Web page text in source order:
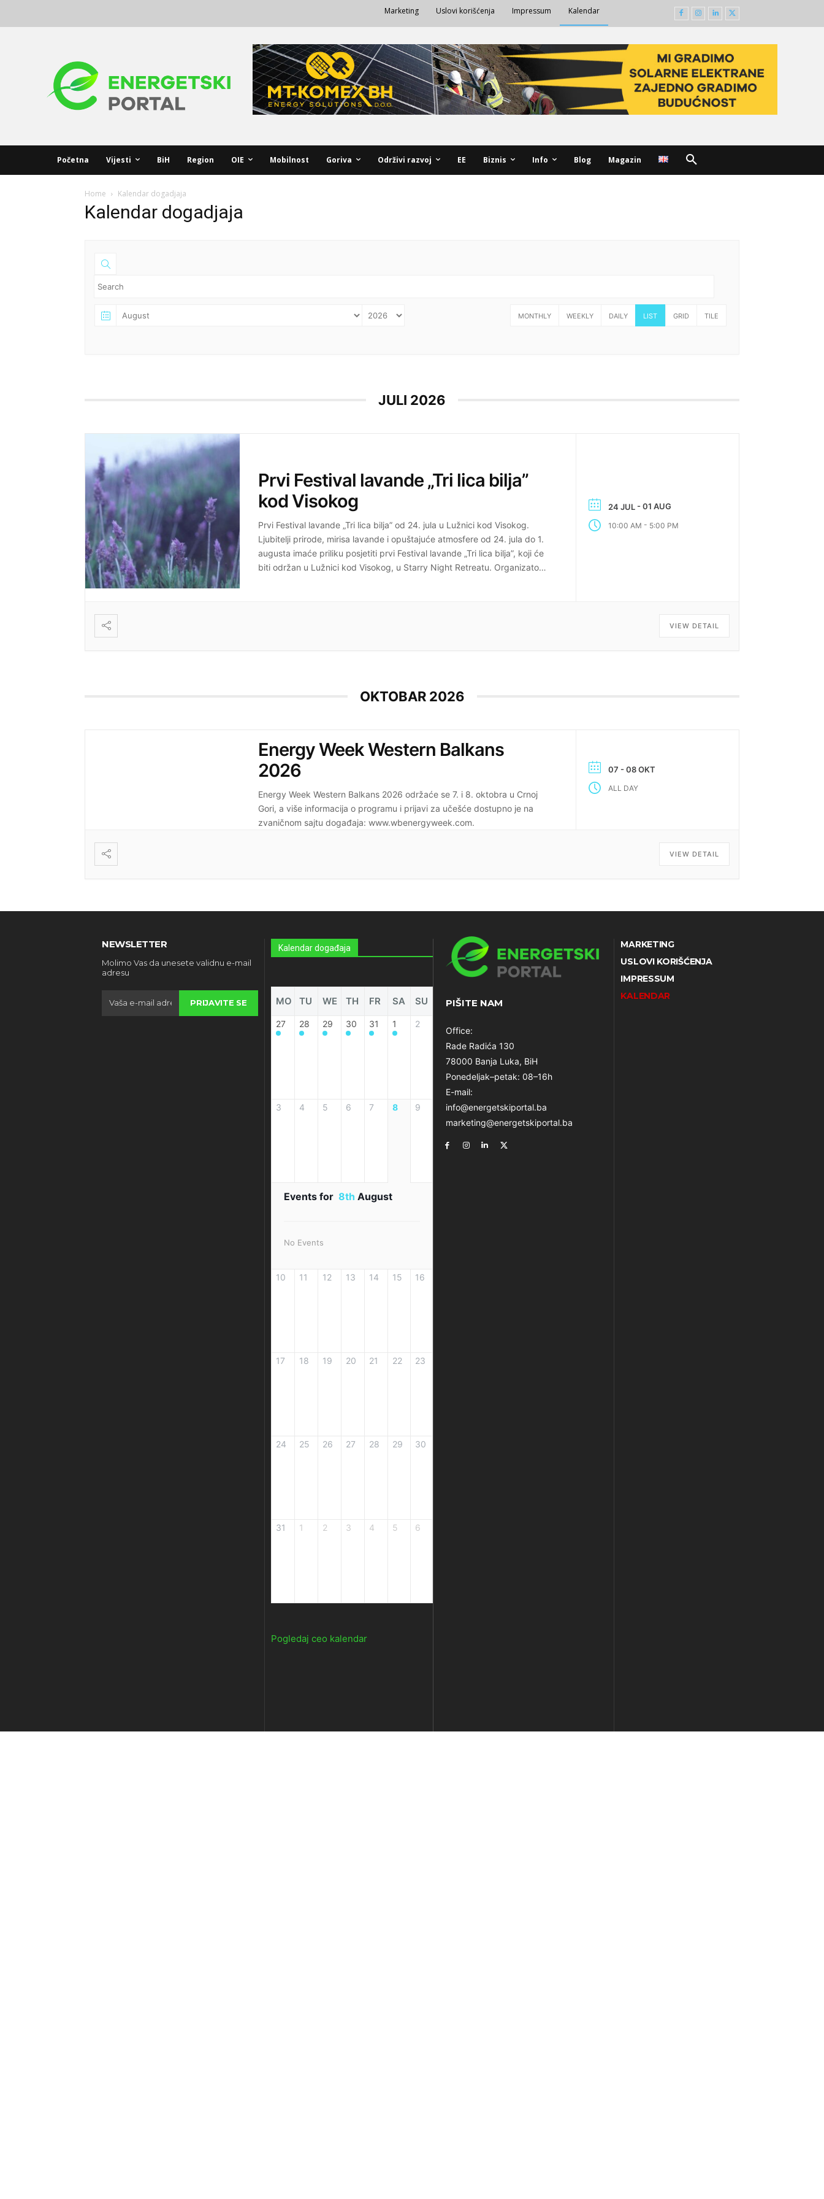
Marketing Uslovi korišćenja Impressum Kalendar
Početna Vijesti BiH Region OIE Mobilnost Goriva Održivi razvoj EE Biznis Info Blog Magazin
Home Kalendar dogadjaja
Kalendar dogadjaja
MONTHLY WEEKLY DAILY LIST GRID TILE
JULI 2026
Prvi Festival lavande „Tri lica bilja”
kod Visokog
Prvi Festival lavande „Tri lica bilja” od 24. jula u Lužnici kod Visokog.
Ljubitelji prirode, mirisa lavande i opuštajuće atmosfere od 24. jula do 1.
augusta imaće priliku posjetiti prvi Festival lavande „Tri lica bilja”, koji će
biti održan u Lužnici kod Visokog, u Starry Night Retreatu. Organizatori
24 JUL - 01 AUG
10:00 AM - 5:00 PM
VIEW DETAIL
OKTOBAR 2026
Energy Week Western Balkans
2026
Energy Week Western Balkans 2026 održaće se 7. i 8. oktobra u Crnoj
Gori, a više informacija o programu i prijavi za učešće dostupno je na
zvaničnom sajtu događaja: www.wbenergyweek.com.
07 - 08 OKT
ALL DAY
VIEW DETAIL
NEWSLETTER
Molimo Vas da unesete validnu e-mail
adresu
PRIJAVITE SE
Kalendar događaja
MO TU WE TH FR SA SU
27 28 29 30 31 1 2
3 4 5 6 7 8 9
Events for 8th August
No Events
10 11 12 13 14 15 16
17 18 19 20 21 22 23
24 25 26 27 28 29 30
31 1 2 3 4 5 6
Pogledaj ceo kalendar
PIŠITE NAM
Office:
Rade Radića 130
78000 Banja Luka, BiH
Ponedeljak–petak: 08–16h
E-mail:
info@energetskiportal.ba
marketing@energetskiportal.ba
MARKETING
USLOVI KORIŠĆENJA
IMPRESSUM
KALENDAR